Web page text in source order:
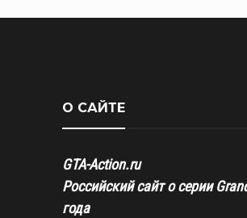
О САЙТЕ
GTA-Action.ru
Российский сайт о серии
года